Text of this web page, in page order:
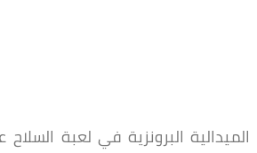
البرونزية في لعبة